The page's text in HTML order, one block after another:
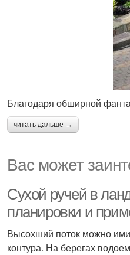
Благодаря обширной
читать дальше →
Вас может
Сухой ручей в
планировки и
Высохший поток можно
контура. На берегах